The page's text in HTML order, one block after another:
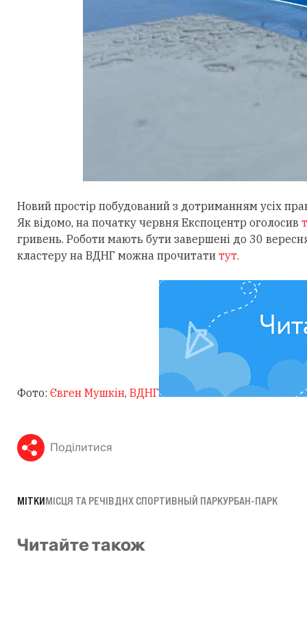
Новий простір побудований з дотриманням усіх
Як відомо, на початку червня Експоцентр оголосив
гривень. Роботи мають бути завершені до 30
кластеру на ВДНГ можна прочитати тут.
Фото: Євген Мушкін, ВДНГ
Поділитися
МІТКИМІСЦЯ ТА РЕЧІВДНХ СПОРТИВНЫЙ ПАРКУРБАН-ПАРК
Читайте також